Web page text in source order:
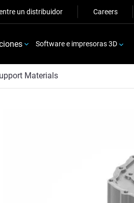
un distribuidor Careers
Software e impresoras 3D
Materials